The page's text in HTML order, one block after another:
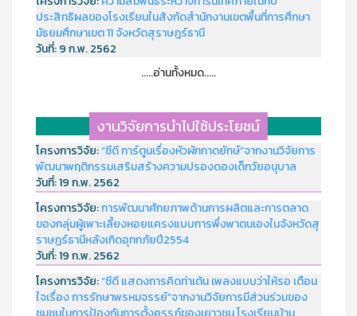
ประสิทธิผลของโรงเรียนในสังกัดสำนักงานเขตพื้นที่การศึกษา
มัธยมศึกษาเขต 11 จังหวัดสุราษฎร์ธานี
วันที่:9 ก.พ. 2562
.....อ่านทั้งหมด.....
งานวิจัยการนำไปใช้ประโยชน์
โครงการวิจัย:“ซีดี การ์ตูนเรื่องหัวผักกาดยักษ์”จากงานวิจัยการ
พัฒนาพฤติกรรมเสริมสร้างความปรองดองเด็กวัยอนุบาล
วันที่:19 ก.พ. 2562
โครงการวิจัย:การพัฒนาศักยภาพด้านการผลิตและการตลาด
ของกลุ่มผู้เพาะเลี้ยงหอยแครงแบบการพึ่งพาตนเองในจังหวัดสุ
ราษฏร์ธานีหลังเกิดอุทกภัยปี2554
วันที่:19 ก.พ. 2562
โครงการวิจัย:“ซีดี แสดงการคิดท่าเต้น เพลงแบบว่าให้รอ เตือน
ใจเรื่อง การรักษาพรหมจรรย์”จากงานวิจัยการมีส่วนร่วมของ